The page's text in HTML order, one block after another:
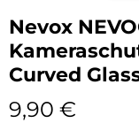
Nevox
Curved
9,90 €